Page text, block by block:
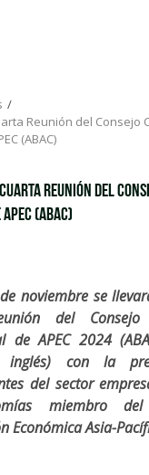
Reunión del Consejo
(ABAC)
Reunión del
(ABAC)
noviembre se
del Consejo
de APEC 2024
inglés) con la
del sector
miembro
Económica Asia-